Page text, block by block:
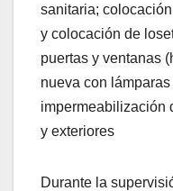
sanitaria;
y colocación de
puertas y ventanas
nueva con
impermeabilización
y exteriores
Durante la